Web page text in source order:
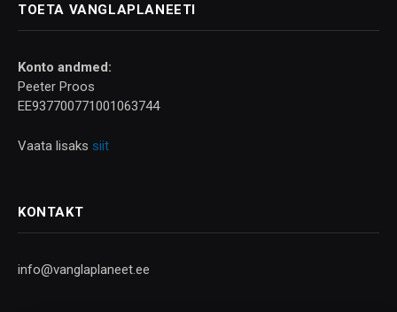
TOETA VANGLAPLANEETI
Konto andmed:
Peeter Proos
EE937700771001063744
Vaata lisaks siit
KONTAKT
info@vanglaplaneet.ee